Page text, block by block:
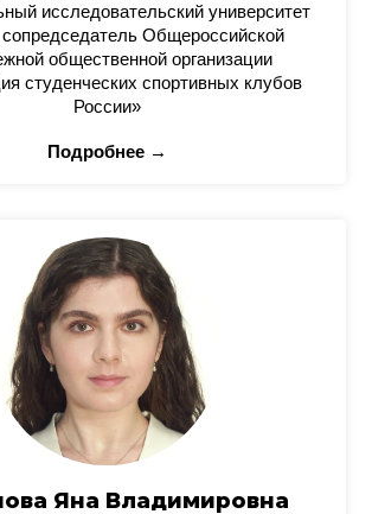
исследовательский университет
Общероссийской
общественной организации
студенческих спортивных клубов
России»
Подробнее →
Яна Владимировна